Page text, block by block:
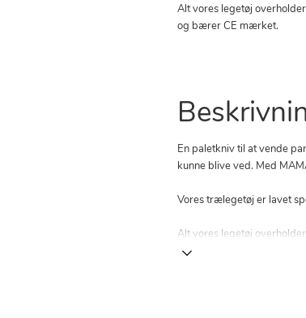
Alt vores legetøj
og bærer CE mærket.
En paletkniv til at vende
kunne blive ved. Med
Vores trælegetøj er lavet
Alt vores legetøj